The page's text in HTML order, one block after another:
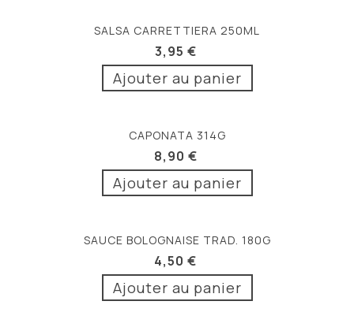
SALSA CARRETTIERA 250ML
3,95 €
Ajouter au panier
CAPONATA 314G
8,90 €
Ajouter au panier
SAUCE BOLOGNAISE TRAD. 180G
4,50 €
Ajouter au panier